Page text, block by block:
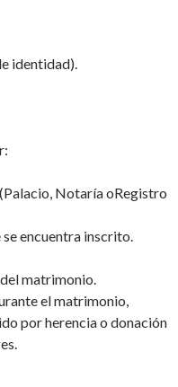
identidad).
:
(Palacio, Notaría oRegistro
se encuentra inscrito.
matrimonio.
el matrimonio,
por herencia o donación